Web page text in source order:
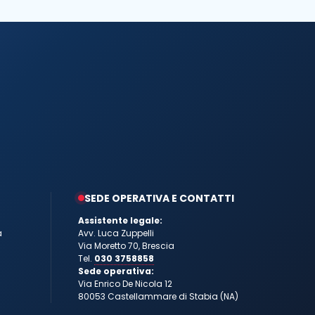
SEDE OPERATIVA E CONTATTI
Assistente legale:
Avv. Luca Zuppelli
Via Moretto 70, Brescia
Tel. 030 3758858
Sede operativa:
Via Enrico De Nicola 12
80053 Castellammare di Stabia (NA)